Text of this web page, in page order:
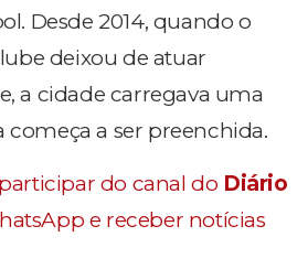
Desde 2014, quando o
deixou de atuar
a cidade carregava uma
começa a ser preenchida.
do canal do Diário
e receber notícias